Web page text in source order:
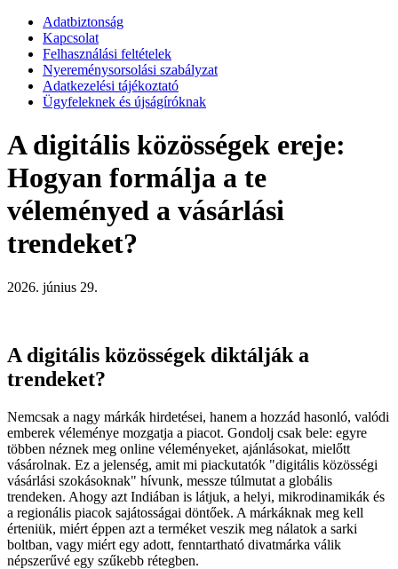
Adatbiztonság
Kapcsolat
Felhasználási feltételek
Nyereménysorsolási szabályzat
Adatkezelési tájékoztató
Ügyfeleknek és újságíróknak
A digitális közösségek ereje:
Hogyan formálja a te
véleményed a vásárlási
trendeket?
2026. június 29.
A digitális közösségek diktálják a
trendeket?
Nemcsak a nagy márkák hirdetései, hanem a hozzád hasonló, valódi
emberek véleménye mozgatja a piacot. Gondolj csak bele: egyre
többen néznek meg online véleményeket, ajánlásokat, mielőtt
vásárolnak. Ez a jelenség, amit mi piackutatók "digitális közösségi
vásárlási szokásoknak" hívunk, messze túlmutat a globális
trendeken. Ahogy azt Indiában is látjuk, a helyi, mikrodinamikák és
a regionális piacok sajátosságai döntőek. A márkáknak meg kell
érteniük, miért éppen azt a terméket veszik meg nálatok a sarki
boltban, vagy miért egy adott, fenntartható divatmárka válik
népszerűvé egy szűkebb rétegben.